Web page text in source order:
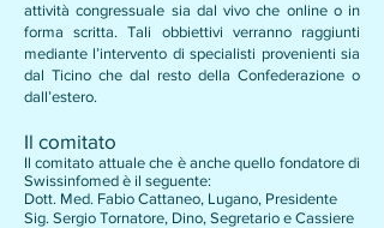
attività congressuale sia dal vivo che online o in
forma scritta. Tali obbiettivi verranno raggiunti
mediante l’intervento di specialisti provenienti sia
dal Ticino che dal resto della Confederazione o
dall’estero.
Il comitato
Il comitato attuale che è anche quello fondatore di
Swissinfomed è il seguente:
Dott. Med. Fabio Cattaneo, Lugano, Presidente
Sig. Sergio Tornatore, Dino, Segretario e Cassiere